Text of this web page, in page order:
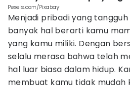
Pexels.com/Pixabay
Menjadi pribadi yang
banyak hal berarti kamu
yang kamu miliki. Dengan
selalu merasa bahwa telah
hal luar biasa dalam hidup.
membuat kamu tidak mudah